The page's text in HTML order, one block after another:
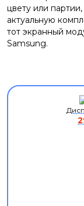
цвету или
актуальную
тот экранный
Samsung.